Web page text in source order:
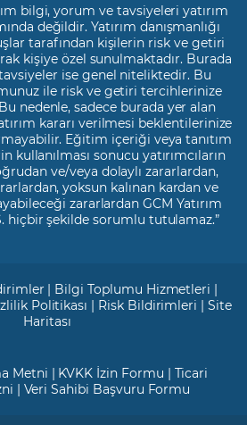
bilgi, yorum ve tavsiyeleri yatırım
değildir. Yatırım danışmanlığı
tarafından kişilerin risk ve getiri
kişiye özel sunulmaktadır. Burada
ise genel niteliktedir. Bu
ile risk ve getiri tercihlerinize
nedenle, sadece burada yer alan
kararı verilmesi beklentilerinize
Eğitim içeriği veya tanıtım
kullanılması sonucu yatırımcıların
ve/veya dolaylı zararlardan,
yoksun kalınan kardan ve
zararlardan GCM Yatırım
hiçbir şekilde sorumlu tutulamaz.”
| Bilgi Toplumu Hizmetleri |
Politikası | Risk Bildirimleri |Site
Haritası
Metni | KVKK İzin Formu | Ticari
| Veri Sahibi Başvuru Formu